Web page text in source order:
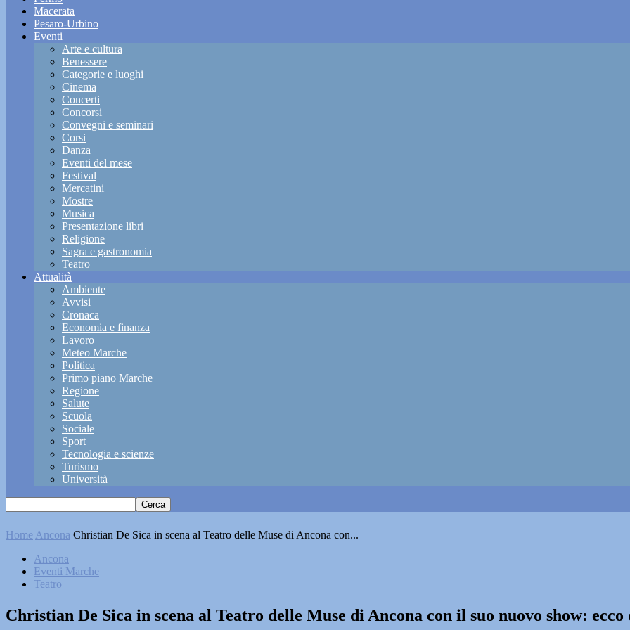
Macerata
Pesaro-Urbino
Eventi
Arte e cultura
Benessere
Categorie e luoghi
Cinema
Concerti
Concorsi
Convegni e seminari
Corsi
Danza
Eventi del mese
Festival
Mercatini
Mostre
Musica
Presentazione libri
Religione
Sagra e gastronomia
Teatro
Attualità
Ambiente
Avvisi
Cronaca
Economia e finanza
Lavoro
Meteo Marche
Politica
Primo piano Marche
Regione
Salute
Scuola
Sociale
Sport
Tecnologia e scienze
Turismo
Università
Home Ancona Christian De Sica in scena al Teatro delle Muse di Ancona con...
Ancona
Eventi Marche
Teatro
Christian De Sica in scena al Teatro delle Muse di Ancona con il suo nuovo show: ecco